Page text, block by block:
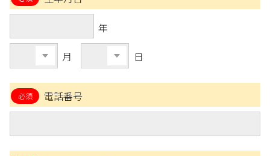
年
月 日
電話番号